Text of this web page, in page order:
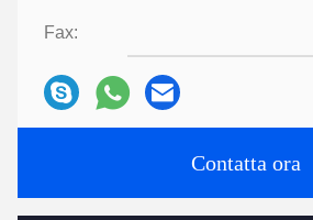
Fax:
Contatta ora